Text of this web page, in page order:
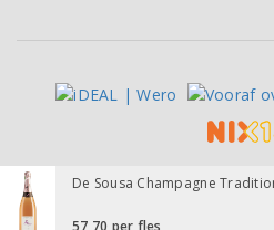
De Sousa Champagne
57,70 per fles
Alle prijzen zijn inclusief BTW,